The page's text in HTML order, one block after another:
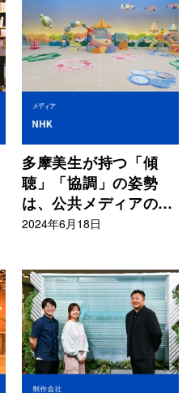
多摩美生が持つ「傾
聴」「協調」の姿勢
は、公共メディアのク
リエイティブには必要
2024年6月18日